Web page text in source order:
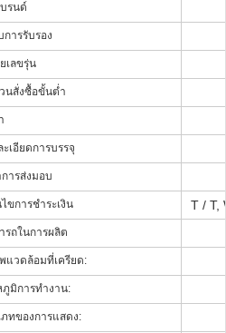
รนด์
การรับรอง
เลขรุ่น
นสั่งซื้อขั้นต่ำ
ะเอียดการบรรจุ
การส่งมอบ
ไขการชำระเงิน T / T,
รถในการผลิต
แวดล้อมที่เครียด:
มิการทำงาน:
ภทของการแสดง: